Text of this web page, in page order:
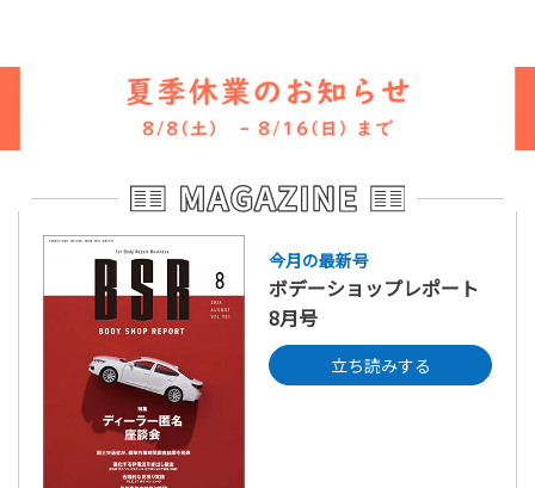
今月の最新号
ボデーショップレポート
8月号
立ち読みする